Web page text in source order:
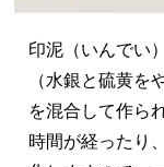
印泥（いんでい
（水銀と硫黄を
を混合して作ら
時間が経ったり